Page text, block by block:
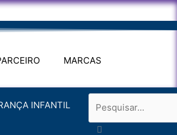
MARCAS
INFANTIL